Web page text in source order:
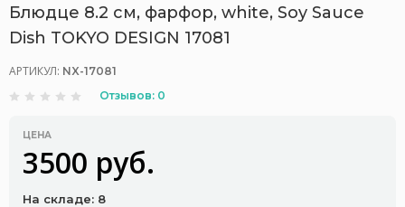
Блюдце 8.2 см, фарфор, white, Soy Sauce
Dish TOKYO DESIGN 17081
АРТИКУЛ: NX-17081
Отзывов: 0
ЦЕНА
3500 руб.
На складе: 8